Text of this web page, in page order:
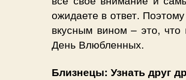
ожидаете в ответ.
вкусным вином – это, что
День Влюбленных.
Близнецы: Узнать друг